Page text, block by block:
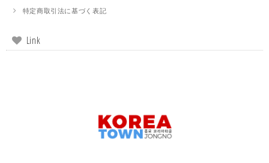
特定商取引法に基づく表記
Link